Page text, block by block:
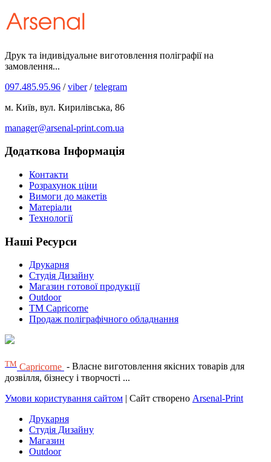
Друк та індивідуальне виготовлення поліграфії на
замовлення...
097.485.95.96 /viber/telegram
м. Київ, вул. Кирилівська, 86
manager@arsenal-print.com.ua
Додаткова Інформація
Контакти
Розрахунок ціни
Вимоги до макетів
Матеріали
Технології
Наші Ресурси
Друкарня
Студія Дизайну
Магазин готової продукції
Outdoor
TM Capricorne
Продаж поліграфічного обладнання
ТМ Capricorne - Власне виготовлення якісних товарів для
дозвілля, бізнесу і творчості ...
Умови користування сайтом | Сайт створено Arsenal-Print
Друкарня
Студія Дизайну
Магазин
Outdoor